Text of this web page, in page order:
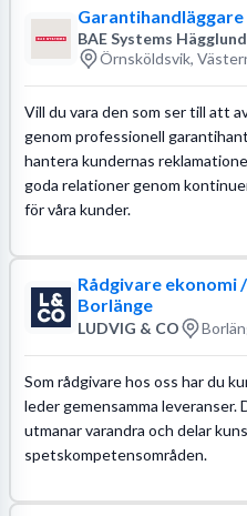
Garantihandläggare
BAE Systems
Örnsköldsvik,
Vill du vara den som ser till att
genom professionell
hantera kundernas
goda relationer genom
för våra kunder.
Rådgivare ekonomi
Borlänge
LUDVIG & CO
Som rådgivare hos oss har du
leder gemensamma leveranser.
utmanar varandra och delar
spetskompetensområden.